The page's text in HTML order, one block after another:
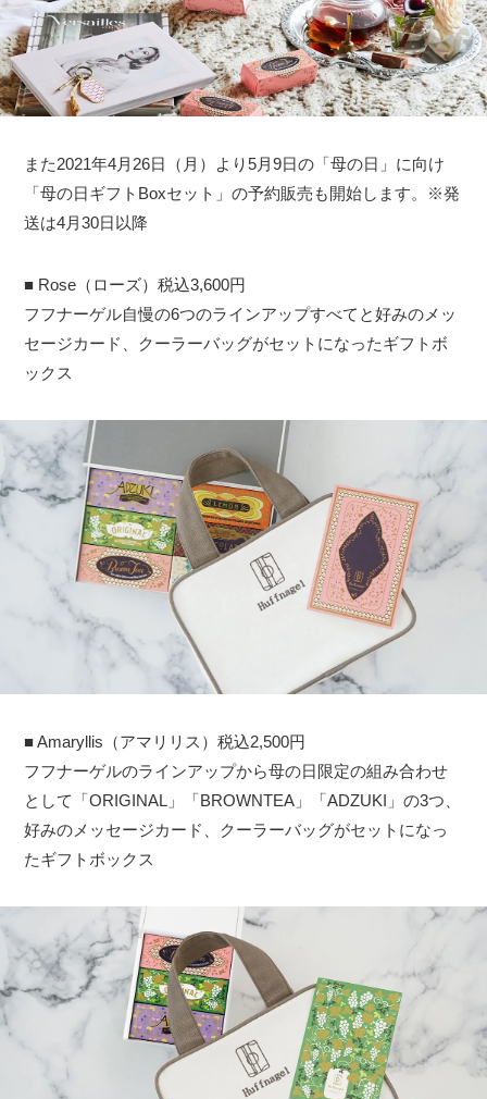
また2021年4月26日（月）より5月9日の「母の日」に向け
「母の日ギフトBoxセット」の予約販売も開始します。※発
送は4月30日以降
■ Rose（ローズ）税込3,600円
フフナーゲル自慢の6つのラインアップすべてと好みのメッ
セージカード、クーラーバッグがセットになったギフトボ
ックス
■ Amaryllis（アマリリス）税込2,500円
フフナーゲルのラインアップから母の日限定の組み合わせ
として「ORIGINAL」「BROWNTEA」「ADZUKI」の3つ、
好みのメッセージカード、クーラーバッグがセットになっ
たギフトボックス